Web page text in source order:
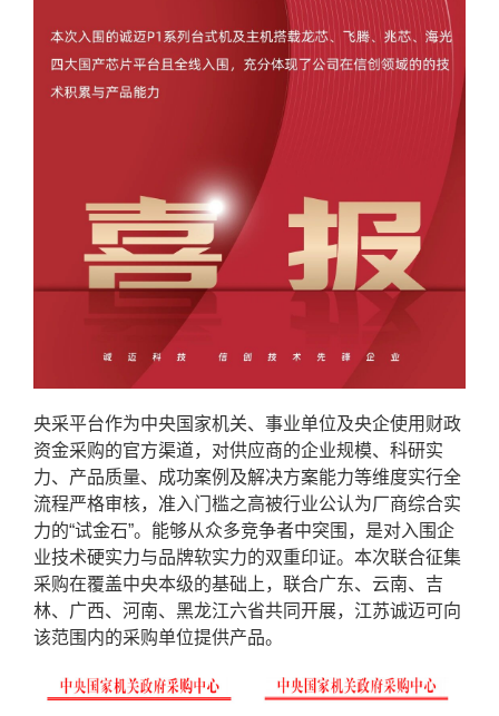
央采平台作为中央国家机关、事业单位及央企使用财政
资金采购的官方渠道，对供应商的企业规模、科研实
力、产品质量、成功案例及解决方案能力等维度实行全
流程严格审核，准入门槛之高被行业公认为厂商综合实
力的“试金石”。能够从众多竞争者中突围，是对入围企
业技术硬实力与品牌软实力的双重印证。本次联合征集
采购在覆盖中央本级的基础上，联合广东、云南、吉
林、广西、河南、黑龙江六省共同开展，江苏诚迈可向
该范围内的采购单位提供产品。